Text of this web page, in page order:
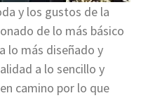
y los gustos de la
de lo más básico
lo más diseñado y
a lo sencillo y
camino por lo que